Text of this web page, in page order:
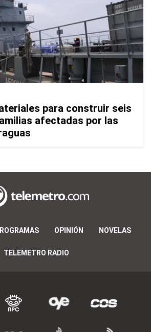
para construir seis
afectadas por las
OPINIÓN NOVELAS
TELEMETRO RADIO